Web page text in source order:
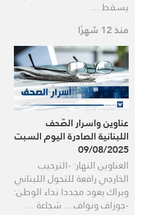
يسقط …
منذ 12 شهرًا
عناوين واسرار الصّحف
اللبنانية الصادرة اليوم السبت
09/08/2025
العناوين النهار: -الترحيب
الخارجي رافعة للتحول اللبناني
وبراك يعود مجددا نداء الوطن:
-جوزاف ونواف… شجاعة …